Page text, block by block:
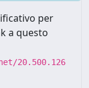
per
a questo
20.500.126